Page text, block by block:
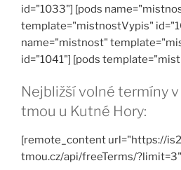
id="1033"] [pods
template="mistnostVypis"
name="mistnost"
id="1041"] [pods
Nejbližší volné termíny
tmou u Kutné Hory:
[remote_content url="https://
tmou.cz/api/freeTerms/